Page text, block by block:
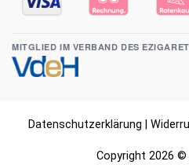
MITGLIED IM VERBAND DES
Datenschutzerklärung
Copyright 2026 ©